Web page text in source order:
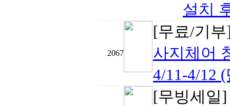
설치
2067
[무료/기
사지체어
4/11-4/12
[무빙세일